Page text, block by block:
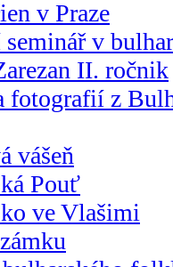
v Praze
seminář v
II. ročnik
fotografií z
vášeň
Pouť
ve Vlašimi